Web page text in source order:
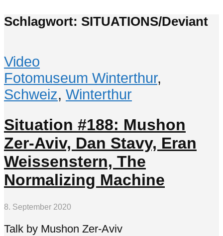
Schlagwort: SITUATIONS/Deviant
Video
Fotomuseum Winterthur,
Schweiz, Winterthur
Situation #188: Mushon
Zer-Aviv, Dan Stavy, Eran
Weissenstern, The
Normalizing Machine
8. September 2020
Talk by Mushon Zer-Aviv